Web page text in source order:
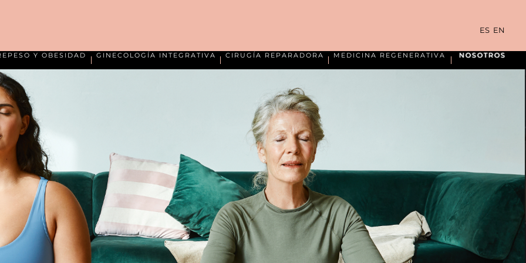
ES EN
Y OBESIDAD GINECOLOGÍA INTEGRATIVA CIRUGÍA REPARADORA MEDICINA REGENERATIVA NOSOTROS